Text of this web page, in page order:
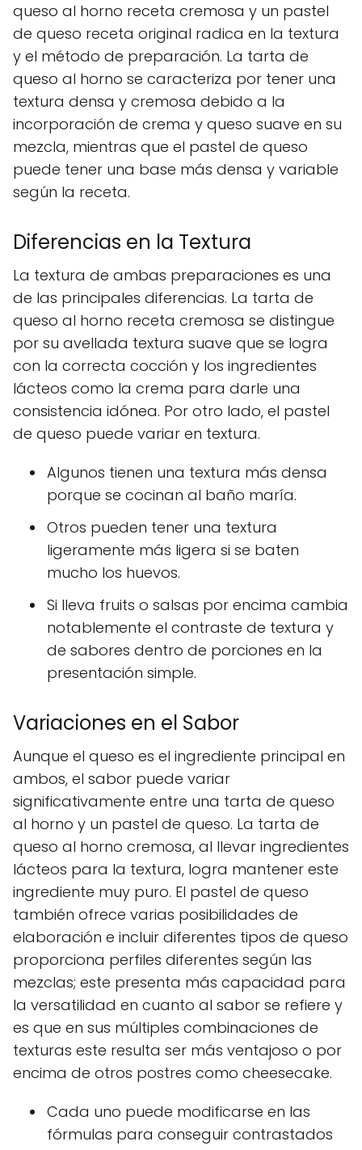
queso al horno receta cremosa y un pastel
de queso receta original radica en la textura
y el método de preparación. La tarta de
queso al horno se caracteriza por tener una
textura densa y cremosa debido a la
incorporación de crema y queso suave en su
mezcla, mientras que el pastel de queso
puede tener una base más densa y variable
según la receta.
Diferencias en la Textura
La textura de ambas preparaciones es una
de las principales diferencias. La tarta de
queso al horno receta cremosa se distingue
por su avellada textura suave que se logra
con la correcta cocción y los ingredientes
lácteos como la crema para darle una
consistencia idónea. Por otro lado, el pastel
de queso puede variar en textura.
Algunos tienen una textura más densa
porque se cocinan al baño maría.
Otros pueden tener una textura
ligeramente más ligera si se baten
mucho los huevos.
Si lleva fruits o salsas por encima cambia
notablemente el contraste de textura y
de sabores dentro de porciones en la
presentación simple.
Variaciones en el Sabor
Aunque el queso es el ingrediente principal en
ambos, el sabor puede variar
significativamente entre una tarta de queso
al horno y un pastel de queso. La tarta de
queso al horno cremosa, al llevar ingredientes
lácteos para la textura, logra mantener este
ingrediente muy puro. El pastel de queso
también ofrece varias posibilidades de
elaboración e incluir diferentes tipos de queso
proporciona perfiles diferentes según las
mezclas; este presenta más capacidad para
la versatilidad en cuanto al sabor se refiere y
es que en sus múltiples combinaciones de
texturas este resulta ser más ventajoso o por
encima de otros postres como cheesecake.
Cada uno puede modificarse en las
fórmulas para conseguir contrastados